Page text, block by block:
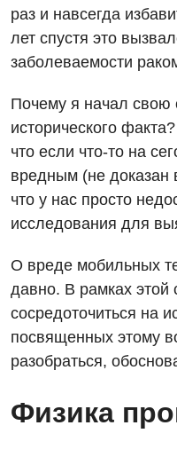
раз и навсегда
лет спустя это
заболеваемости
Почему я начал свою
исторического
что если что-то на
вредным (не доказан
что у нас просто
исследования для
О вреде мобильных
давно. В рамках этой
сосредоточиться на
посвященных этому
разобраться,
Физика